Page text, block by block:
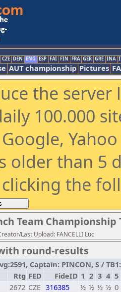
CZE DEN ENG ESP FAI FIN FRA GER GRE INA
AUT championship Pictures
the
100.000
older than 5
the
Team Championship
Last Upload: FANCELLI Luc
round-results
Captain: PINCON, S /
Rtg FED FideID 1 2 3 4 5
2672 CZE 316385 ½ ½ ½ ½ 0